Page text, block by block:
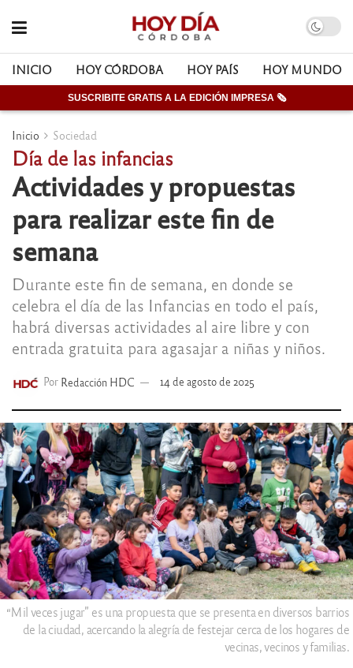
INICIO HOY CÓRDOBA HOY PAÍS HOY MUNDO
SUSCRIBITE GRATIS A LA EDICIÓN IMPRESA 🗞
Inicio Sociedad
Día de las infancias
Actividades y propuestas
para realizar este fin de
semana
Durante este fin de semana, en donde se
celebra el día de las Infancias en todo el país,
habrá diversas actividades al aire libre y con
entrada gratuita para agasajar a niñas y niños.
Por Redacción HDC 14 de agosto de 2025
“Mil veces jugar” es una propuesta que se presenta en diversos barrios
de la ciudad, acercando la alegría de festejar cerca de los hogares de
vecinas, vecinos y familias.